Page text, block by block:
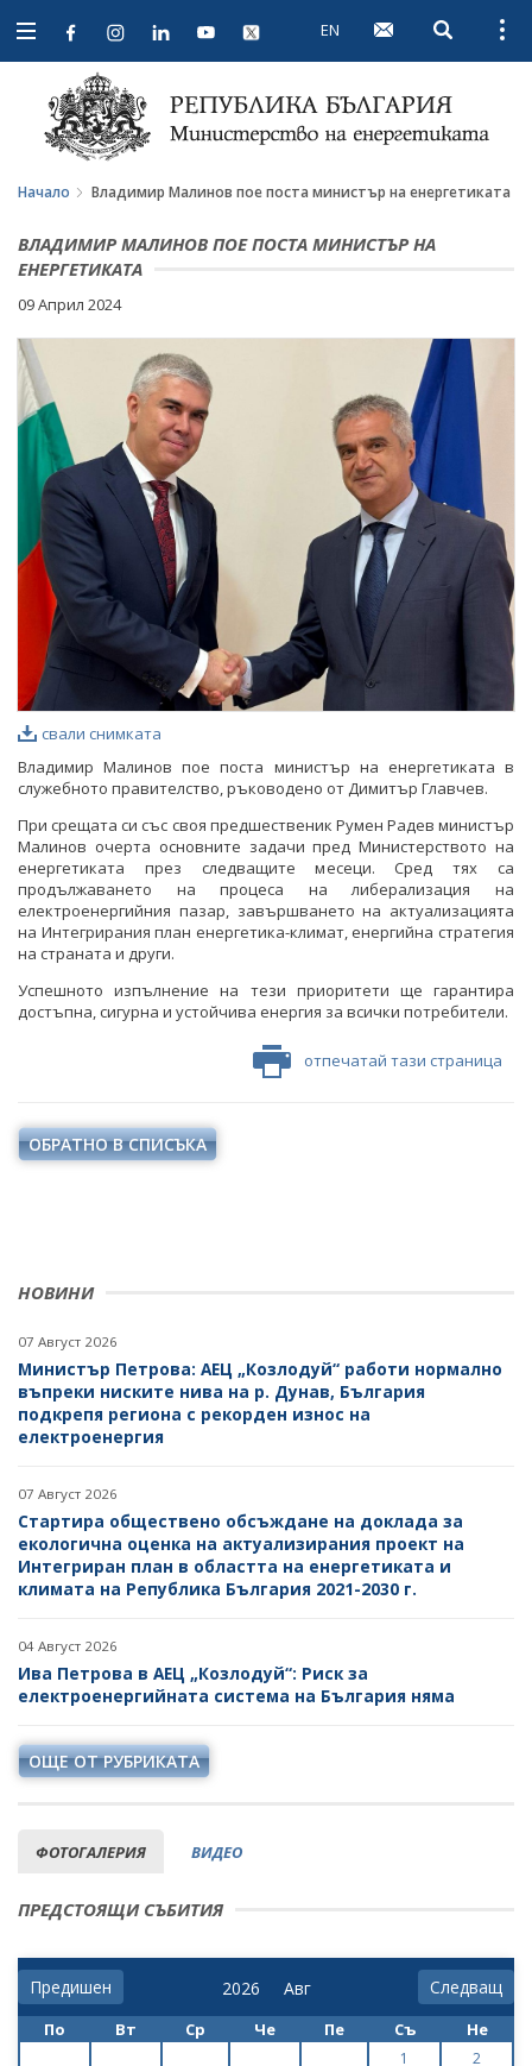
Open
navigation
EN Open
Начало Владимир Малинов пое поста министър на енергетиката
НОВИНИ
07 Август 2026
Министър Петрова: АЕЦ „Козлодуй“ работи нормално
въпреки ниските нива на р. Дунав, България
подкрепя региона с рекорден износ на
електроенергия
07 Август 2026
Стартира обществено обсъждане на доклада за
екологична оценка на актуализирания проект на
Интегриран план в областта на енергетиката и
климата на Република България 2021-2030 г.
04 Август 2026
Ива Петрова в АЕЦ „Козлодуй“: Риск за
електроенергийната система на България няма
ОЩЕ ОТ РУБРИКАТА
ФОТОГАЛЕРИЯ ВИДЕО
ВЛАДИМИР МАЛИНОВ ПОЕ ПОСТА МИНИСТЪР НА
ЕНЕРГЕТИКАТА
09 Април 2024
свали снимката
Владимир Малинов пое поста министър на енергетиката в
служебното правителство, ръководено от Димитър Главчев.
При срещата си със своя предшественик Румен Радев министър
Малинов очерта основните задачи пред Министерството на
енергетиката през следващите месеци. Сред тях са
продължаването на процеса на либерализация на
електроенергийния пазар, завършването на актуализацията
на Интегрирания план енергетика-климат, енергийна стратегия
на страната и други.
Успешното изпълнение на тези приоритети ще гарантира
достъпна, сигурна и устойчива енергия за всички потребители.
отпечатай тази страница
ОБРАТНО В СПИСЪКА
ПРЕДСТОЯЩИ СЪБИТИЯ
Предишен Следващ
По Вт Ср Че Пе Съ Не
1
2